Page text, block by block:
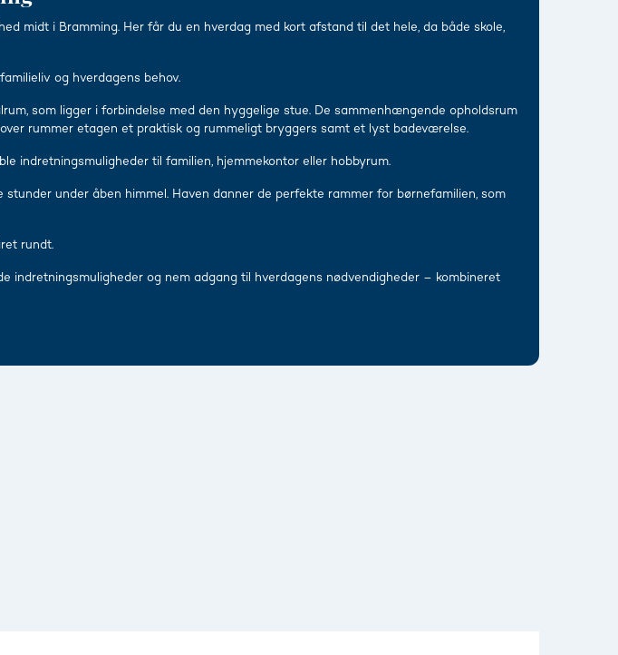
midt i Bramming. Her får du en hverdag med kort afstand til det hele, da både skole,
og hverdagens behov.
som ligger i forbindelse med den hyggelige stue. De sammenhængende opholdsrum
rummer etagen et praktisk og rummeligt bryggers samt et lyst badeværelse.
indretningsmuligheder til familien, hjemmekontor eller hobbyrum.
under åben himmel. Haven danner de perfekte rammer for børnefamilien, som
rundt.
indretningsmuligheder og nem adgang til hverdagens nødvendigheder – kombineret